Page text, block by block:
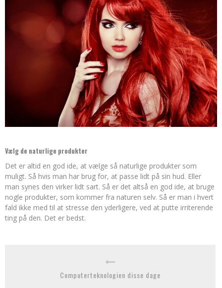
Vælg de naturlige produkter
Det er altid en god ide, at vælge så naturlige produkter som
muligt. Så hvis man har brug for, at passe lidt på sin hud. Eller
man synes den virker lidt sart. Så er det altså en god ide, at bruge
nogle produkter, som kommer fra naturen selv. Så er man i hvert
fald ikke med til at stresse den yderligere, ved at putte irriterende
ting på den. Det er bedst.
Computerteknologien disse dage